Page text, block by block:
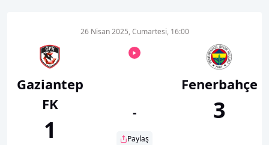
Gaziantep
FK
1
26 Nisan 2025, Cumartesi, 16:00
-
Paylaş
Fenerbahçe
3